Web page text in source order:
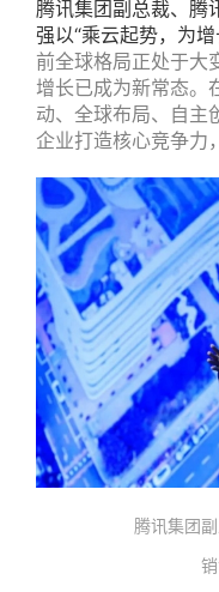
腾讯集团副总裁、腾
强以“乘云起势，为
前全球格局正处于大
增长已成为新常态。
动、全球布局、自主
企业打造核心竞争力
腾讯集团